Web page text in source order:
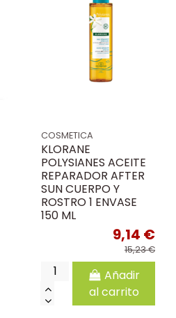
COSMETICA
KLORANE
POLYSIANES ACEITE
REPARADOR AFTER
SUN CUERPO Y
ROSTRO 1 ENVASE
150 ML
9,14 €
15,23 €
Añadir
al carrito